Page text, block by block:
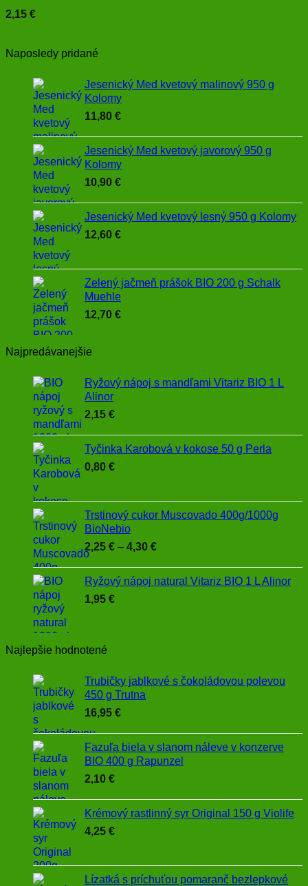
2,15 €
Naposledy pridané
Jesenický Med kvetový malinový 950 g
Kolomy
11,80 €
Jesenický Med kvetový javorový 950 g
Kolomy
10,90 €
Jesenický Med kvetový lesný 950 g Kolomy
12,60 €
Zelený jačmeň prášok BIO 200 g Schalk
Muehle
12,70 €
Najpredávanejšie
Ryžový nápoj s mandľami Vitariz BIO 1 L
Alinor
2,15 €
Tyčinka Karobová v kokose 50 g Perla
0,80 €
Trstinový cukor Muscovado 400g/1000g
BioNebio
2,25 € – 4,30 €Price
2,25 €
through
Ryžový nápoj natural Vitariz BIO 1 L Alinor
1,95 €
Najlepšie hodnotené
Trubičky jablkové s čokoládovou polevou
450 g Trutna
16,95 €
Fazuľa biela v slanom náleve v konzerve
BIO 400 g Rapunzel
2,10 €
Krémový rastlinný syr Original 150 g Violife
4,25 €
Lízatká s príchuťou pomaranč bezlepkové